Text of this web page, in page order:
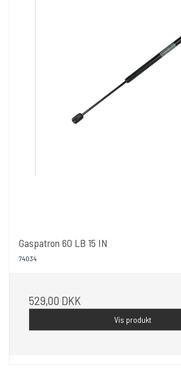
Gaspatron 60 LB 15 IN
74034
529,00 DKK
Vis produkt